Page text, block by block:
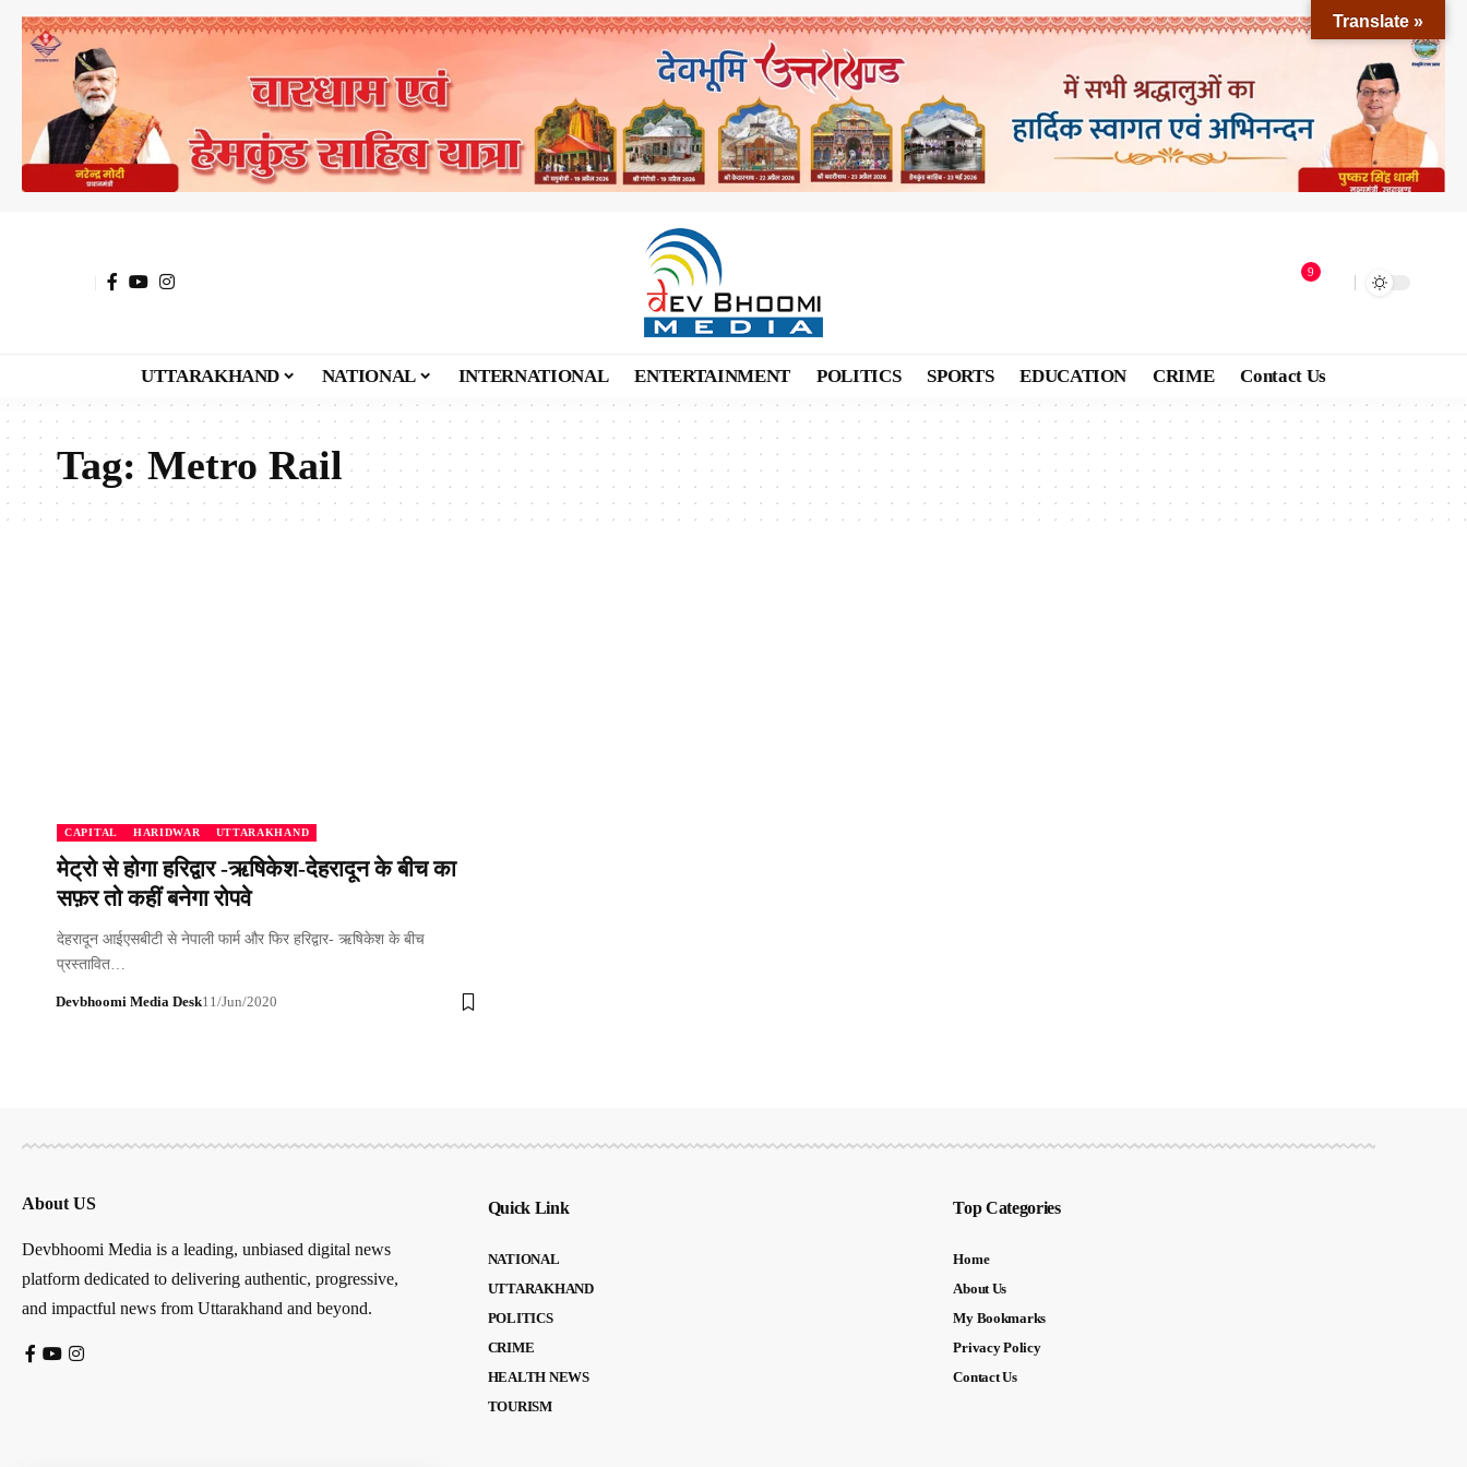
9
UTTARAKHAND NATIONAL INTERNATIONAL ENTERTAINMENT POLITICS SPORTS EDUCATION CRIME Contact Us
Tag:Metro Rail
CAPITAL HARIDWAR UTTARAKHAND
मेट्रो से होगा हरिद्वार -ऋषिकेश-देहरादून के बीच का
सफ़र तो कहीं बनेगा रोपवे
देहरादून आईएसबीटी से नेपाली फार्म और फिर हरिद्वार- ऋषिकेश के बीच
प्रस्तावित…
Devbhoomi Media Desk11/Jun/2020
About US
Devbhoomi Media is a leading, unbiased digital news
platform dedicated to delivering authentic, progressive,
and impactful news from Uttarakhand and beyond.
Quick Link
NATIONAL
UTTARAKHAND
POLITICS
CRIME
HEALTH NEWS
TOURISM
Top Categories
Home
About Us
My Bookmarks
Privacy Policy
Contact Us
Translate »